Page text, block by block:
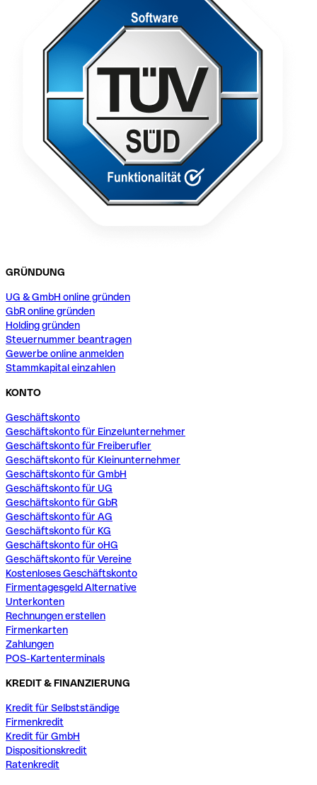
GRÜNDUNG
UG & GmbH online gründen
GbR online gründen
Holding gründen
Steuernummer beantragen
Gewerbe online anmelden
Stammkapital einzahlen
KONTO
Geschäftskonto
Geschäftskonto für Einzelunternehmer
Geschäftskonto für Freiberufler
Geschäftskonto für Kleinunternehmer
Geschäftskonto für GmbH
Geschäftskonto für UG
Geschäftskonto für GbR
Geschäftskonto für AG
Geschäftskonto für KG
Geschäftskonto für oHG
Geschäftskonto für Vereine
Kostenloses Geschäftskonto
Firmentagesgeld Alternative
Unterkonten
Rechnungen erstellen
Firmenkarten
Zahlungen
POS-Kartenterminals
KREDIT & FINANZIERUNG
Kredit für Selbstständige
Firmenkredit
Kredit für GmbH
Dispositionskredit
Ratenkredit